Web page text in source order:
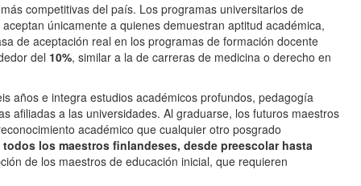
competitivas del país. Los programas universitarios de
únicamente a quienes demuestran aptitud académica,
de aceptación real en los programas de formación docente
del 10%, similar a la de carreras de medicina o derecho en
años e integra estudios académicos profundos, pedagogía
afiliadas a las universidades. Al graduarse, los futuros maestros
académico que cualquier otro posgrado
todos los maestros finlandeses, desde preescolar hasta
de los maestros de educación inicial, que requieren